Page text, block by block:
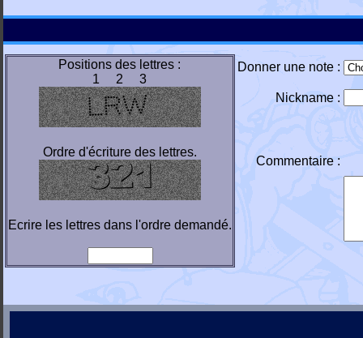
Positions des lettres :
1 2 3
Ordre d'écriture des lettres.
Ecrire les lettres dans l'ordre demandé.
Donner une note :
Nickname :
Commentaire :